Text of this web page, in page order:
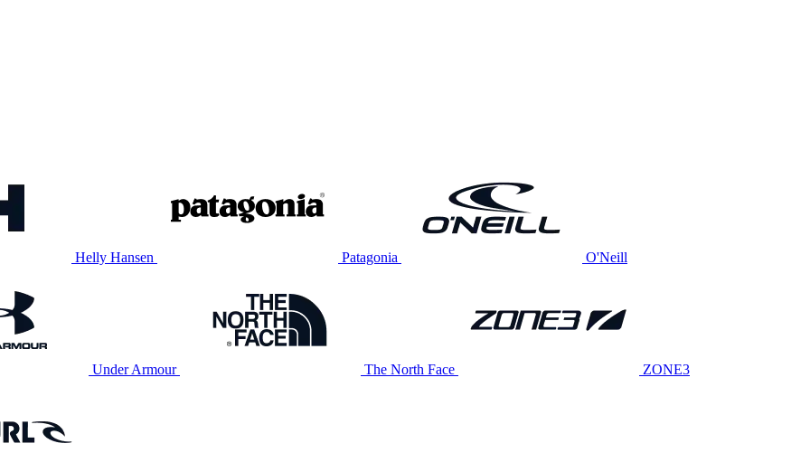
Helly Hansen Patagonia O'Neill
Under Armour The North Face ZONE3